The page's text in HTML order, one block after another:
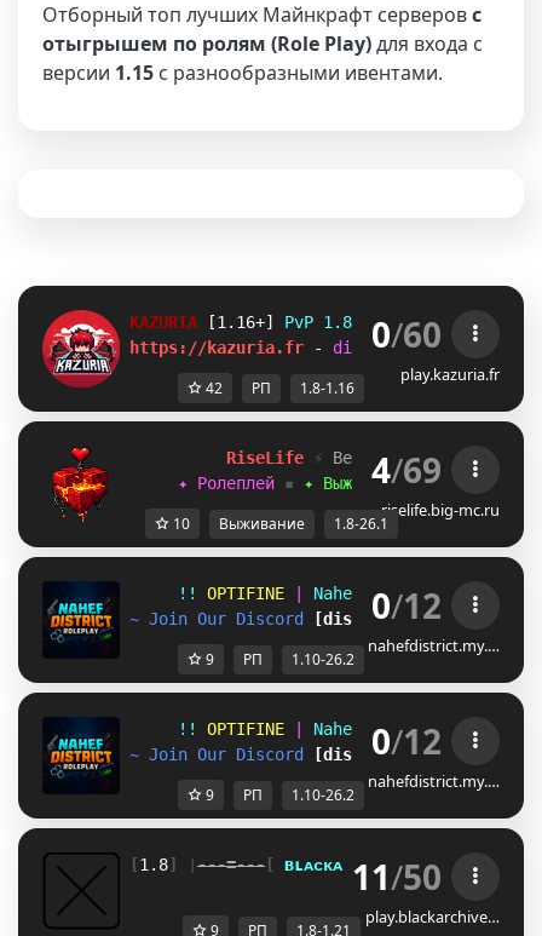
Отборный топ лучших Майнкрафт серверовс
отыгрышем по ролям (Role Play)для входа с
версии 1.15 с разнообразными ивентами.
KAZURIA [1.16+] PvP 1.8 Faction/Semi-RP
https://kazuria.fr
- discord.gg/kazuria
0/60
play.kazuria.fr
42 РП 1.8-1.16
RiseL ife ⚡ Версии: 1.8 2
✦ Ролеплей ▪ ✦ Выживание ▪ ✦ Мини-
4/69
riselife.big-mc.ru
10 Выживание 1.8-26.1
!! OPTIFINE Nahef District RP
~ Join Our Discord
[discord.gg/F6WqWEAFPj]
0/12
nahefdistrict.my.…
9 РП 1.10-26.2
!! OPTIFINE Nahef District RP
~ Join Our Discord
[discord.gg/F6WqWEAFPj]
0/12
nahefdistrict.my.…
9 РП 1.10-26.2
[1.8] ❘---=--- [ ʙʟᴀᴄᴋᴀ ᴄʜ ɪᴠ ᴇ]---=---
11/50
play.blackarchive…
9 РП 1.8-1.21